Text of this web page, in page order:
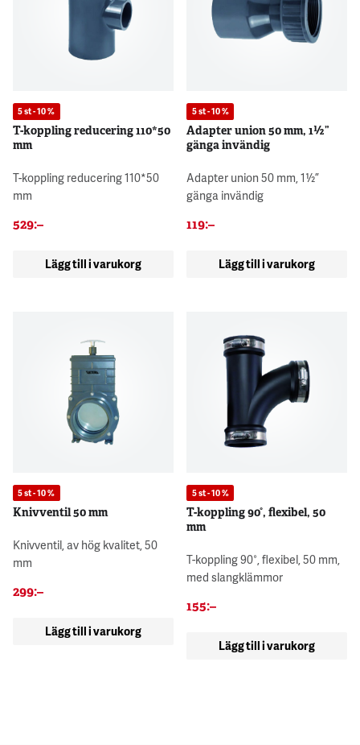
5 st - 10 %
T-koppling reducering 110*50
mm
T-koppling reducering 110*50
mm
529:–
Lägg till i varukorg
5 st - 10 %
Adapter union 50 mm, 1½”
gänga invändig
Adapter union 50 mm, 1½”
gänga invändig
119:–
Lägg till i varukorg
5 st - 10 %
Knivventil 50 mm
Knivventil, av hög kvalitet, 50
mm
299:–
Lägg till i varukorg
5 st - 10 %
T-koppling 90°, flexibel, 50
mm
T-koppling 90°, flexibel, 50 mm,
med slangklämmor
155:–
Lägg till i varukorg